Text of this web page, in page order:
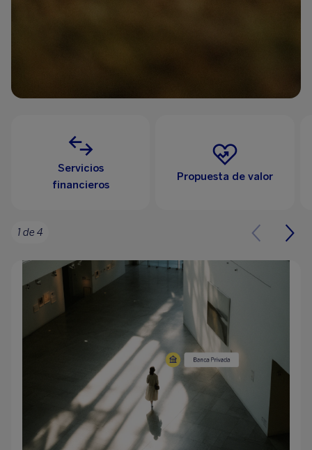
1 de 4
Servicios
financieros
Propuesta de valor